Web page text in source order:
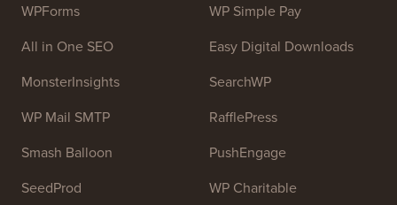
WPForms
All in One SEO
MonsterInsights
WP Mail SMTP
Smash Balloon
SeedProd
WP Simple Pay
Easy Digital Downloads
SearchWP
RafflePress
PushEngage
WP Charitable